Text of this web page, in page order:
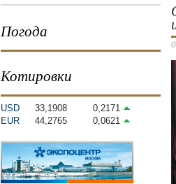
Погода
Котировки
USD 33,1908
0,2171
EUR
44,2765 0,0621